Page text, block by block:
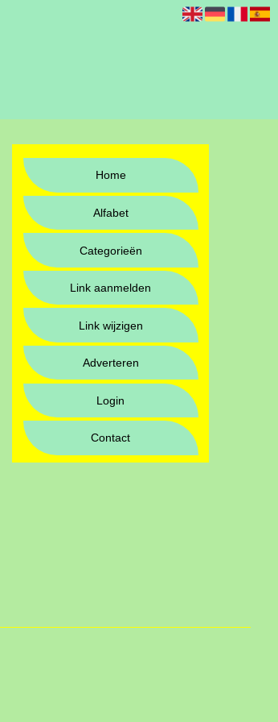
Home
Alfabet
Categorieën
Link aanmelden
Link wijzigen
Adverteren
Login
Contact